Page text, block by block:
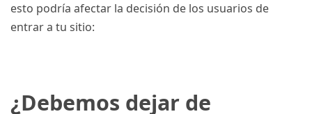
esto podría afectar la decisión de los usuarios de
entrar a tu sitio:
¿Debemos dejar de